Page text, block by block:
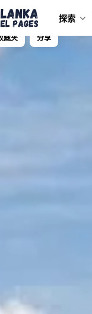
探索
藏夹
分享